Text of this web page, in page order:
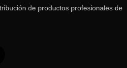
de productos profesionales de